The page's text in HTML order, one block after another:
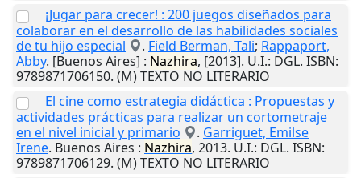
¡Jugar para crecer! : 200 juegos diseñados para
colaborar en el desarrollo de las habilidades sociales
de tu hijo especial
. Field Berman, Tali; Rappaport,
Abby. [Buenos Aires] : Nazhira, [2013]. U.I.: DGL. ISBN:
9789871706150. (M) TEXTO NO LITERARIO
El cine como estrategia didáctica : Propuestas y
actividades prácticas para realizar un cortometraje
en el nivel inicial y primario
. Garriguet, Emilse
Irene. Buenos Aires : Nazhira, 2013. U.I.: DGL. ISBN:
9789871706129. (M) TEXTO NO LITERARIO